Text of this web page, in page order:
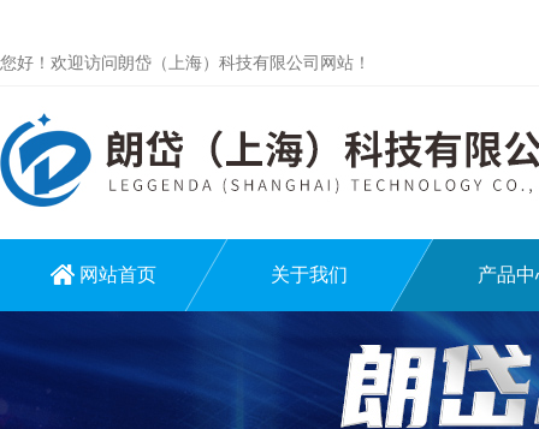
您好！欢迎访问朗岱（上海）科技有限公司网站！
网站首页 关于我们 产品中